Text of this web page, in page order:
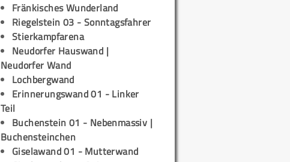
Fränkisches Wunderland
Riegelstein 03 - Sonntagsfahrer
Stierkampfarena
Neudorfer Hauswand |
Neudorfer Wand
Lochbergwand
Erinnerungswand 01 - Linker
Teil
Buchenstein 01 - Nebenmassiv |
Buchensteinchen
Giselawand 01 - Mutterwand